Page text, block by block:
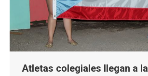
Atletas colegiales llegan a la